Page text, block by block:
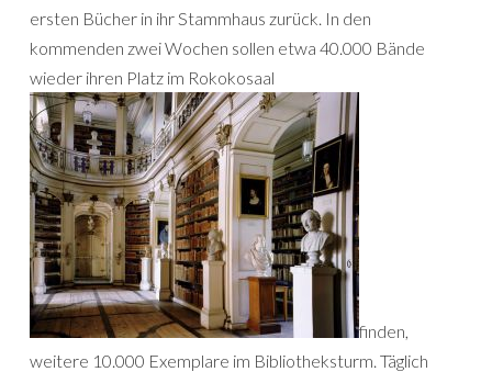
ersten Bücher in ihr Stammhaus zurück. In den
kommenden zwei Wochen sollen etwa 40.000 Bände
wieder ihren Platz im Rokokosaal
finden,
weitere 10.000 Exemplare im Bibliotheksturm. Täglich